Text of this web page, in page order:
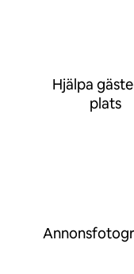
Hjälpa
plats